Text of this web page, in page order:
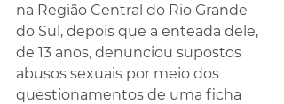
na Região Central do Rio Grande
do Sul, depois que a enteada dele,
de 13 anos, denunciou supostos
abusos sexuais por meio dos
questionamentos de uma ficha